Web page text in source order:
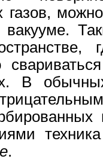
газов,
В
.